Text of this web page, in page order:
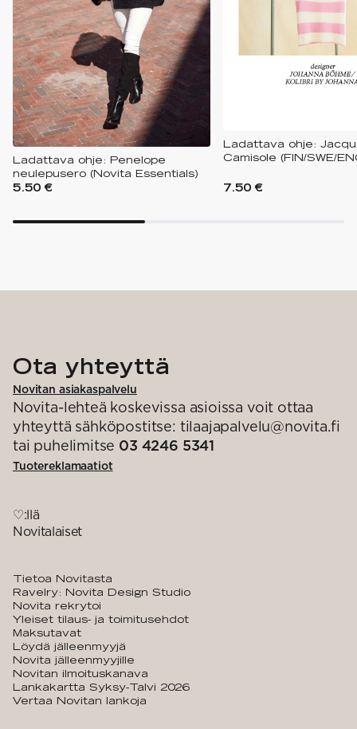
Ladattava ohje: Penelope
neulepusero (Novita Essentials)
5.50 €
Ladattava ohje:
Camisole (FIN/SWE/
7.50 €
Ota yhteyttä
Novitan asiakaspalvelu
Novita-lehteä koskevissa asioissa voit ottaa
yhteyttä sähköpostitse: tilaajapalvelu@novita.fi
tai puhelimitse 03 4246 5341
Tuotereklamaatiot
♡:llä
Novitalaiset
Tietoa Novitasta
Ravelry: Novita Design Studio
Novita rekrytoi
Yleiset tilaus- ja toimitusehdot
Maksutavat
Löydä jälleenmyyjä
Novita jälleenmyyjille
Novitan ilmoituskanava
Lankakartta Syksy-Talvi 2026
Vertaa Novitan lankoja